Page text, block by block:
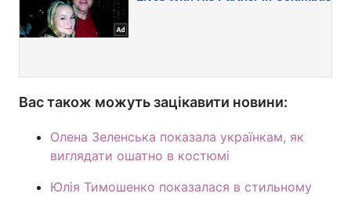
Вас також можуть зацікавити новини:
Олена Зеленська показала українкам, як
виглядати ошатно в костюмі
Юлія Тимошенко показалася в стильному